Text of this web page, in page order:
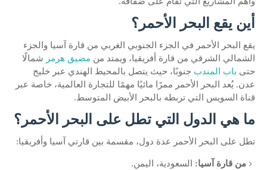
أين يقع البحر الأحمر؟
يقع البحر الأحمر في الجزء الجنوبي الغربي من قارة آسيا والجزء
الشمالي الشرقي من قارة أفريقيا، ويمتد من مضيق هرمز شمالًا
حتى باب المندب جنوبًا، حيث يتصل بالمحيط الهندي عبر خليج
عدن. يُعد البحر الأحمر ممرًا مائيًا مهمًا للتجارة العالمية، خاصة عبر
قناة السويس التي تربطه بالبحر الأبيض المتوسط.
ما هي الدول التي تطل على البحر الأحمر؟
تطل على البحر الأحمر عدة دول، مقسمة بين قارتي آسيا وأفريقيا:
من قارة آسيا: السعودية، اليمن.